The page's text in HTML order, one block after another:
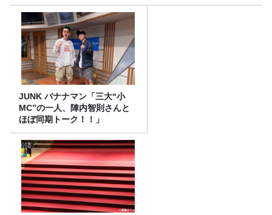
JUNK バナナマン「三大“小
MC”の一人、陣内智則さんと
ほぼ同期トーク！！」